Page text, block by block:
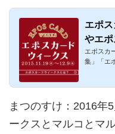
エポ
やエ
りも
エポスカ
集」「エ
まつのすけ ：2016年
ークスとマルコとマ